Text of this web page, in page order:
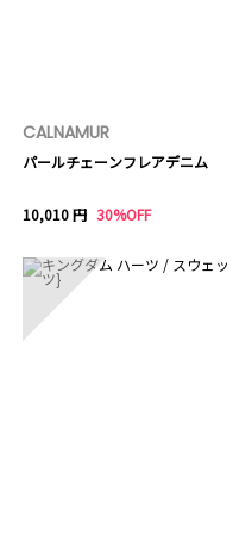
CALNAMUR
パールチェーンフレアデニム
10,010 円 30%OFF